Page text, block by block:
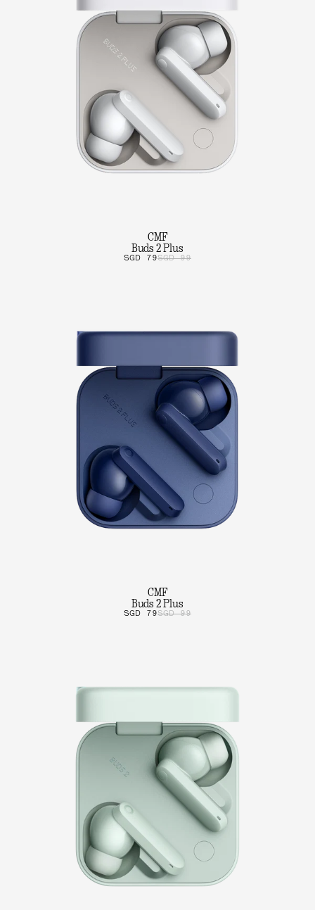
CMF
Buds 2 Plus
SGD 79SGD 99
CMF
Buds 2 Plus
SGD 79SGD 99